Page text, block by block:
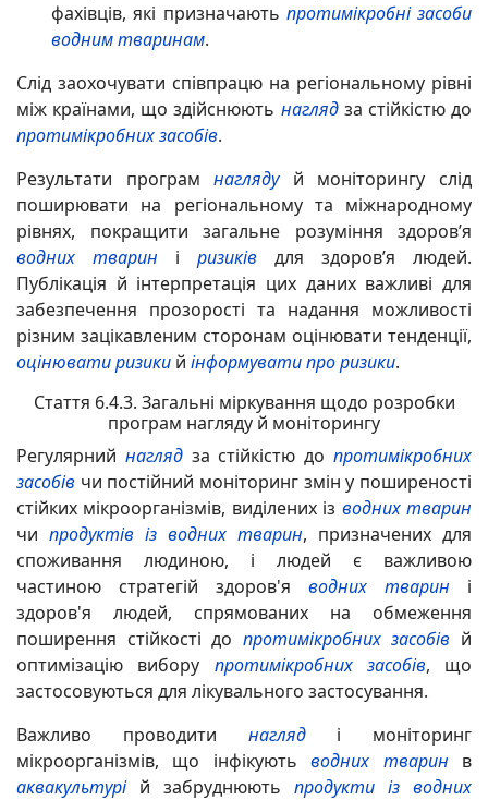
фахівців, які призначають протимікробні засоби
водним тваринам.
Слід заохочувати співпрацю на регіональному рівні
між країнами, що здійснюють наглядза стійкістю до
протимікробних засобів.
Результати програмнаглядуй моніторингу слід
поширювати на регіональному та міжнародному
рівнях, покращити загальне розуміння здоров’я
водних тварин і ризиків для здоров’я людей.
Публікація й інтерпретація цих даних важливі для
забезпечення прозорості та надання можливості
різним зацікавленим сторонам оцінювати тенденції,
оцінювати ризики й інформувати про ризики.
Стаття 6.4.3. Загальні міркування щодо розробки
програм нагляду й моніторингу
Регулярний наглядза стійкістю допротимікробних
засобів чи постійний моніторинг змін у поширеності
стійких мікроорганізмів, виділених із водних тварин
чи продуктів із водних тварин, призначених для
споживання людиною, і людей є важливою
частиною стратегій здоров'я водних тварин і
здоров'я людей, спрямованих на обмеження
поширення стійкості до протимікробних засобів й
оптимізацію вибору протимікробних засобів, що
застосовуються для лікувального застосування.
Важливо проводити нагляді моніторинг
мікроорганізмів, що інфікуютьводних тварин в
аквакультурій забруднюють продукти із водних